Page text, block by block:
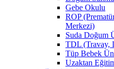
Gebe Okulu
ROP
Merkezi)
Suda Doğum
TDL (Travay,
Tüp Bebek
Uzaktan